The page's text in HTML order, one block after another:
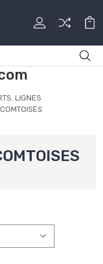
LIGNES